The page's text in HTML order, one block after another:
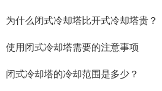
为什么闭式冷却塔比开式冷却塔贵？
使用闭式冷却塔需要的注意事项
闭式冷却塔的冷却范围是多少？